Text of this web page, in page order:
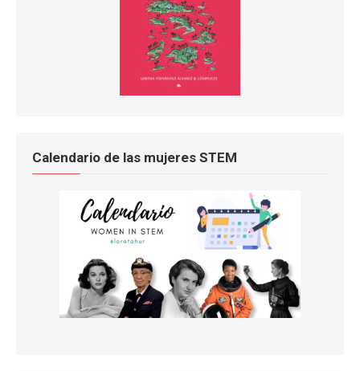
Calendario de las mujeres STEM